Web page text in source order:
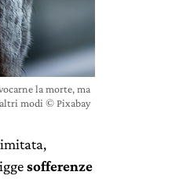
la morte, ma
modi © Pixabay
sofferenze